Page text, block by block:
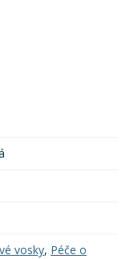
vosky, Péče o